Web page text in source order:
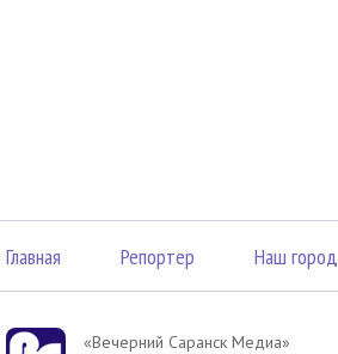
Главная Репортер Наш город
«Вечерний Саранск Mедиа»